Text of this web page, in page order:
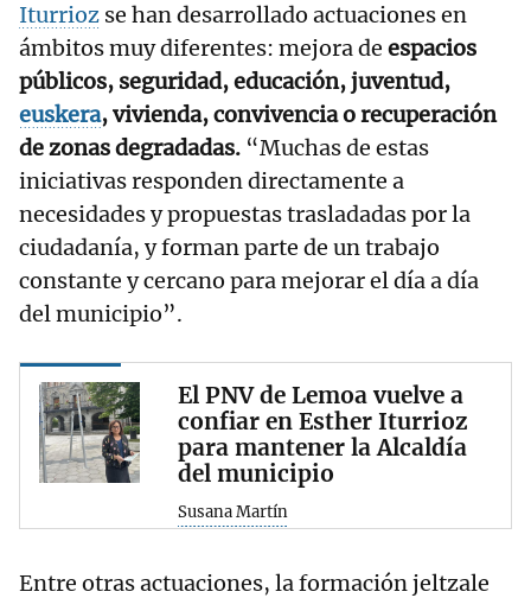
Iturrioz se han desarrollado actuaciones en
ámbitos muy diferentes: mejora de espacios
públicos, seguridad, educación, juventud,
euskera, vivienda, convivencia o recuperación
de zonas degradadas. “Muchas de estas
iniciativas responden directamente a
necesidades y propuestas trasladadas por la
ciudadanía, y forman parte de un trabajo
constante y cercano para mejorar el día a día
del municipio”.
El PNV de Lemoa vuelve a
confiar en Esther Iturrioz
para mantener la Alcaldía
del municipio
Susana Martín
Entre otras actuaciones, la formación jeltzale